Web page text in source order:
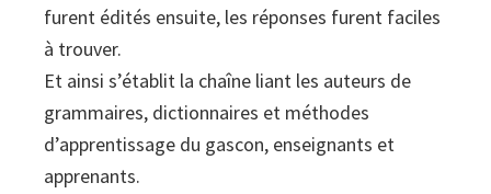
furent édités ensuite, les réponses furent faciles
à trouver.
Et ainsi s’établit la chaîne liant les auteurs de
grammaires, dictionnaires et méthodes
d’apprentissage du gascon, enseignants et
apprenants.